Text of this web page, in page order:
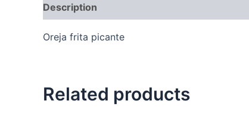
Description
Oreja frita picante
Related products